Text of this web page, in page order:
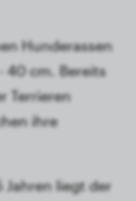
Hunderassen
40 cm. Bereits
Terrieren
ihre
Jahren liegt der